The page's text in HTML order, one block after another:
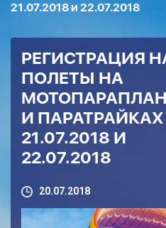
21.07.2018 и 22.07.2018
РЕГИСТРАЦИЯ
ПОЛЕТЫ НА
И ПАРАТРАЙКАХ
21.07.2018 И
22.07.2018
20.07.2018